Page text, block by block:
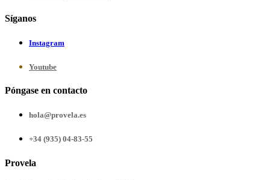
Síganos
Instagram
Youtube
Póngase en contacto
hola@provela.es
+34 (935) 04-83-55
Provela